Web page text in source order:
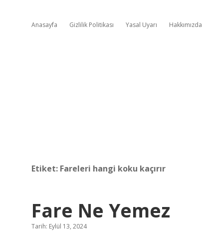
Anasayfa Gizlilik Politikası Yasal Uyarı Hakkımızda
Etiket: Fareleri hangi koku kaçırır
Fare Ne Yemez
Tarih: Eylül 13, 2024